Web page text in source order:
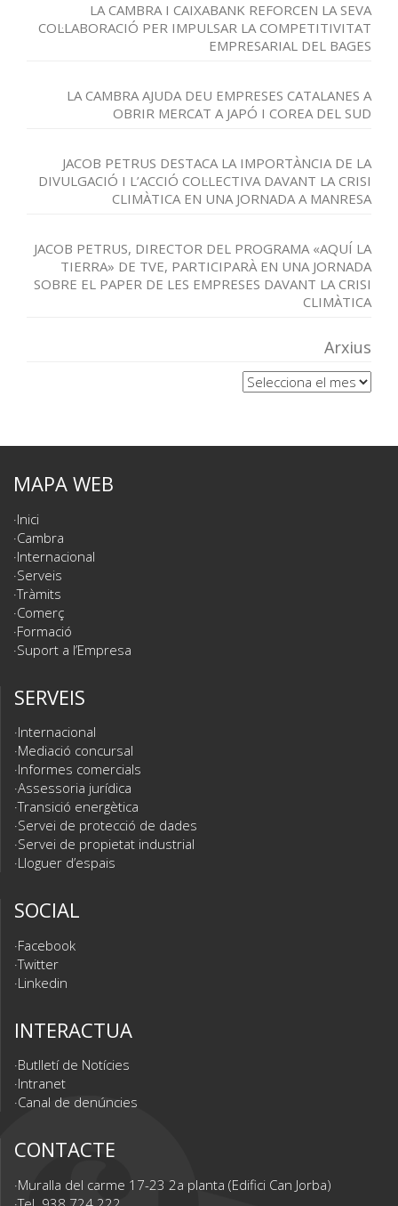
LA CAMBRA I CAIXABANK REFORCEN LA SEVA
COL·LABORACIÓ PER IMPULSAR LA COMPETITIVITAT
EMPRESARIAL DEL BAGES
LA CAMBRA AJUDA DEU EMPRESES CATALANES A
OBRIR MERCAT A JAPÓ I COREA DEL SUD
JACOB PETRUS DESTACA LA IMPORTÀNCIA DE LA
DIVULGACIÓ I L’ACCIÓ COL·LECTIVA DAVANT LA CRISI
CLIMÀTICA EN UNA JORNADA A MANRESA
JACOB PETRUS, DIRECTOR DEL PROGRAMA «AQUÍ LA
TIERRA» DE TVE, PARTICIPARÀ EN UNA JORNADA
SOBRE EL PAPER DE LES EMPRESES DAVANT LA CRISI
CLIMÀTICA
Arxius
Arxius
MAPA WEB
Inici
Cambra
Internacional
Serveis
Tràmits
Comerç
Formació
Suport a l’Empresa
SERVEIS
Internacional
Mediació concursal
Informes comercials
Assessoria jurídica
Transició energètica
Servei de protecció de dades
Servei de propietat industrial
Lloguer d’espais
SOCIAL
Facebook
Twitter
Linkedin
INTERACTUA
Butlletí de Notícies
Intranet
Canal de denúncies
CONTACTE
Muralla del carme 17-23 2a planta (Edifici Can Jorba)